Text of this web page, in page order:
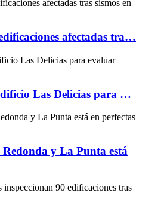
afectadas tra…
Las Delicias para …
y La Punta está